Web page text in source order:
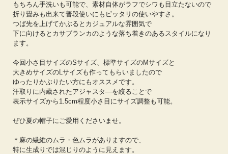
もちろん手洗いも可能で、素材自体がラフでシワも目立たないので
折り畳みも出来て普段使いにもピッタリの使いやすさ。
つば先を上げてかぶるとカジュアルな雰囲気で
下に向けるとカサブランカのような落ち着きのあるスタイルになり
ます。
今回小さ目サイズのSサイズ、標準サイズのMサイズと
大きめサイズのLサイズも作ってもらいましたので
ゆったりかぶりたい方にもオススメです。
汗取りに内蔵されたアジャスタ―を絞ることで
表示サイズから1.5cm程度小さ目にサイズ調整も可能。
ぜひ夏の帽子にご愛用くださいませ。
＊麻の繊維のムラ・色ムラがありますので、
特に生成りでは混じりのように見えます。